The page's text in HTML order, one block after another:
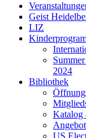
Geist
LIZ
2024
Bibliothek
Katalog
US